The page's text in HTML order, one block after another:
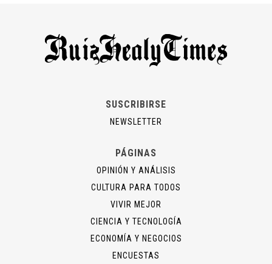
SUSCRIBIRSE
NEWSLETTER
PÁGINAS
OPINIÓN Y ANÁLISIS
CULTURA PARA TODOS
VIVIR MEJOR
CIENCIA Y TECNOLOGÍA
ECONOMÍA Y NEGOCIOS
ENCUESTAS